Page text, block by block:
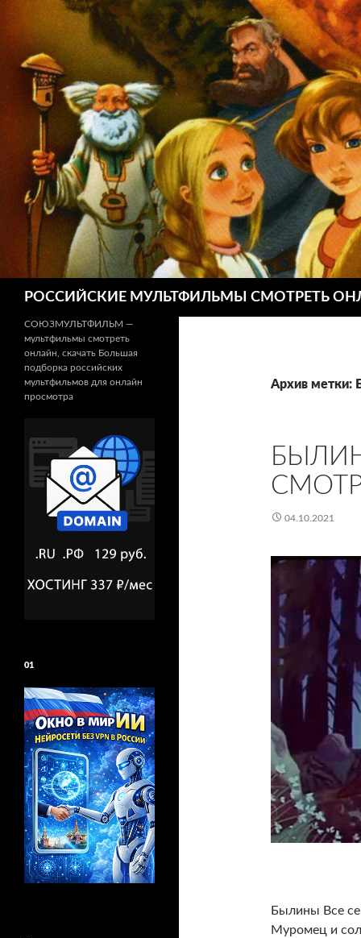
РОССИЙСКИЕ МУЛЬТФИЛЬМЫ СМОТРЕТЬ
Архив метки:
04.10.2021
Былины Все
Муромец и
СОЮЗМУЛЬТФИЛЬМ —
мультфильмы смотреть
онлайн, скачать Большая
подборка российских
мультфильмов для онлайн
просмотра
01